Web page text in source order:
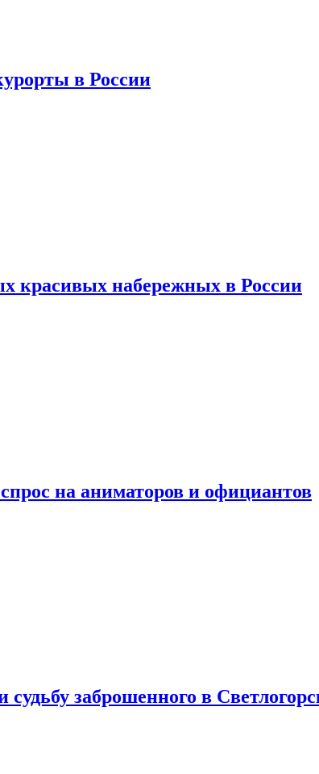
в России
красивых набережных в России
на аниматоров и официантов
заброшенного в